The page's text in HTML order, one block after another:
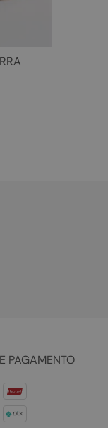
PAGAMENTO